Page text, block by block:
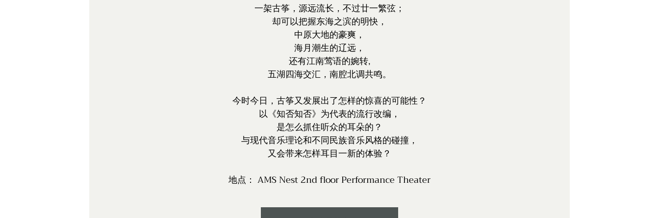
一架古筝，源远流长，不过廿一繁弦；
却可以把握东海之滨的明快，
中原大地的豪爽，
海月潮生的辽远，
还有江南莺语的婉转,
五湖四海交汇，南腔北调共鸣。
今时今日，古筝又发展出了怎样的惊喜的可能性？
以《知否知否》为代表的流行改编，
是怎么抓住听众的耳朵的？
与现代音乐理论和不同民族音乐风格的碰撞，
又会带来怎样耳目一新的体验？
地点： AMS Nest 2nd floor Performance Theater